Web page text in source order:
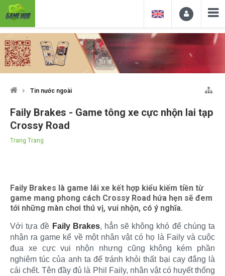
Tin nước ngoài
Faily Brakes - Game tông xe cực nhộn lai tạp
Crossy Road
Trang Trang
Faily Brakes là game lái xe kết hợp kiểu kiếm tiền từ
game mang phong cách Crossy Road hứa hẹn sẽ đem
tới những màn chơi thú vị, vui nhộn, có ý nghĩa.
Với tựa đề Faily Brakes, hẳn sẽ không khó để chúng ta
nhận ra game kể về một nhân vật có họ là Faily và cuộc
đua xe cực vui nhộn nhưng cũng không kém phần
nghiêm túc của anh ta để tránh khỏi thất bại cay đắng là
cái chết. Tên đầy đủ là Phil Faily, nhân vật có huyết thống